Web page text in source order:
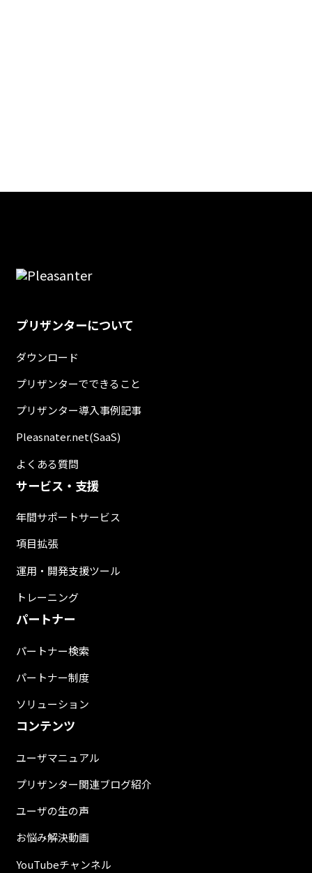
プリザンターについて
ダウンロード
プリザンターでできること
プリザンター導入事例記事
Pleasnater.net(SaaS)
よくある質問
サービス・支援
年間サポートサービス
項目拡張
運用・開発支援ツール
トレーニング
パートナー
パートナー検索
パートナー制度
ソリューション
コンテンツ
ユーザマニュアル
プリザンター関連ブログ紹介
ユーザの生の声
お悩み解決動画
YouTubeチャンネル